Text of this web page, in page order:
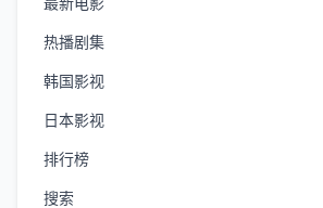
热播剧集
韩国影视
日本影视
排行榜
搜索